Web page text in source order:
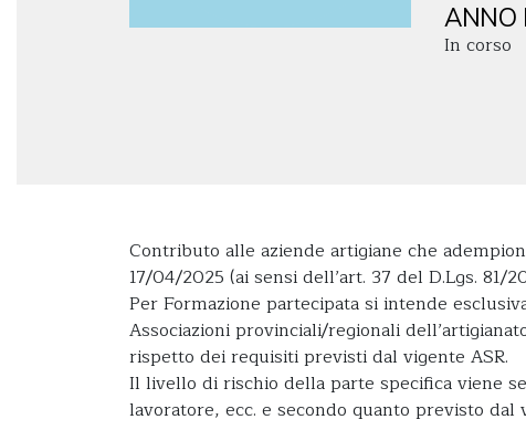
ANNO
In corso
Contributo alle aziende artigiane che
17/04/2025 (ai sensi dell’art. 37 del D.Lgs.
Per Formazione partecipata si intende
Associazioni provinciali/regionali
rispetto dei requisiti previsti dal vigente ASR.
Il livello di rischio della parte specifica viene
lavoratore, ecc. e secondo quanto previsto dal